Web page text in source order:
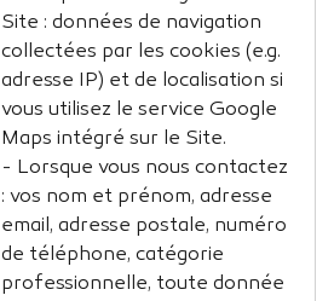
Site : données de navigation
collectées par les cookies (e.g.
adresse IP) et de localisation si
vous utilisez le service Google
Maps intégré sur le Site.
- Lorsque vous nous contactez
: vos nom et prénom, adresse
email, adresse postale, numéro
de téléphone, catégorie
professionnelle, toute donnée